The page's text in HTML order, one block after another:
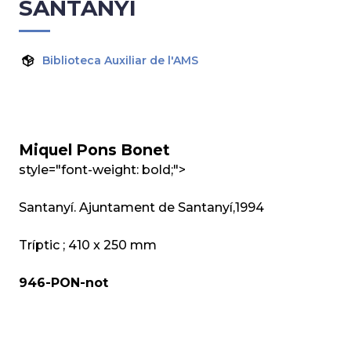
SANTANYÍ
Biblioteca Auxiliar de l'AMS
Miquel Pons Bonet
style="font-weight: bold;">
Santanyí. Ajuntament de Santanyí,1994
Tríptic ; 410 x 250 mm
946-PON-not